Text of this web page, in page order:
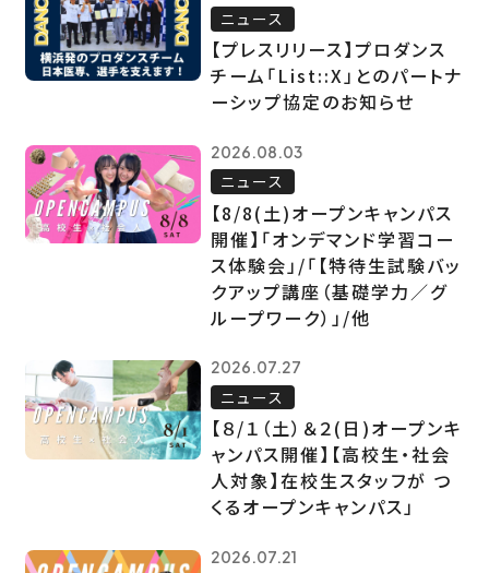
ニュース
【プレスリリース】プロダンス
チーム「List::X」とのパートナ
ーシップ協定のお知らせ
2026.08.03
ニュース
【8/8(土)オープンキャンパス
開催】「オンデマンド学習コー
ス体験会」/「【特待生試験バッ
クアップ講座（基礎学力／グ
ループワーク）」/他
2026.07.27
ニュース
【８/１（土）＆２(日)オープンキ
ャンパス開催】【高校生・社会
人対象】在校生スタッフが つ
くるオープンキャンパス」
2026.07.21